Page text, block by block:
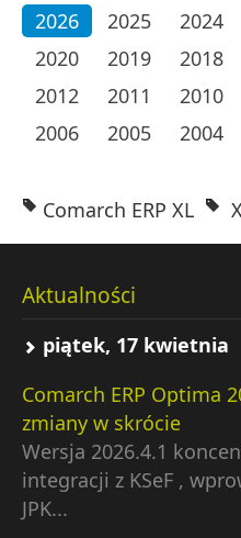
2026
2025 2024
2020
2019 2018
2012
2011 2010
2006
2005 2004
Comarch ERP XL
Aktualności
piątek, 17 kwietnia
Comarch ERP Optima
zmiany w skrócie
Wersja 2026.4.1
integracji z KSeF ,
JPK...